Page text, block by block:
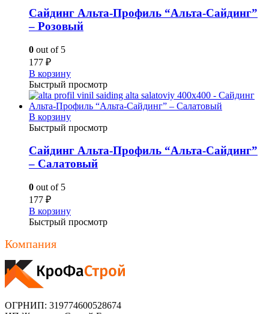
Сайдинг Альта-Профиль “Альта-Сайдинг”
– Розовый
0 out of 5
177 ₽
В корзину
Быстрый просмотр
В корзину
Быстрый просмотр
Сайдинг Альта-Профиль “Альта-Сайдинг”
– Салатовый
0 out of 5
177 ₽
В корзину
Быстрый просмотр
Компания
ОГРНИП: 319774600528674